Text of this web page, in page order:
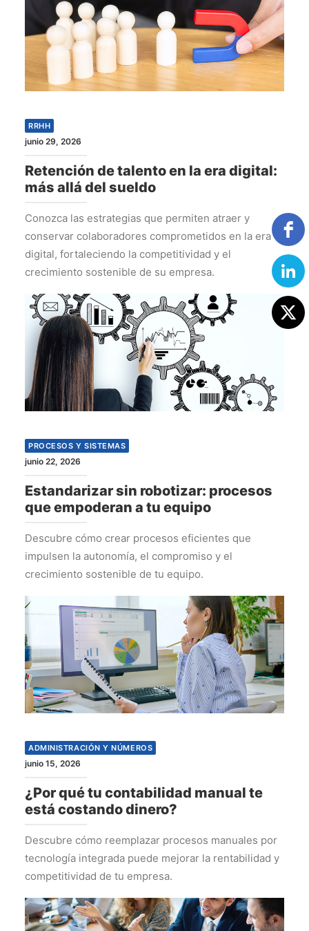
RRHH
junio 29, 2026
Retención de talento en la era digital:
más allá del sueldo
Conozca las estrategias que permiten atraer y
conservar colaboradores comprometidos en la era
digital, fortaleciendo la competitividad y el
crecimiento sostenible de su empresa.
PROCESOS Y SISTEMAS
junio 22, 2026
Estandarizar sin robotizar: procesos
que empoderan a tu equipo
Descubre cómo crear procesos eficientes que
impulsen la autonomía, el compromiso y el
crecimiento sostenible de tu equipo.
ADMINISTRACIÓN Y NÚMEROS
junio 15, 2026
¿Por qué tu contabilidad manual te
está costando dinero?
Descubre cómo reemplazar procesos manuales por
tecnología integrada puede mejorar la rentabilidad y
competitividad de tu empresa.